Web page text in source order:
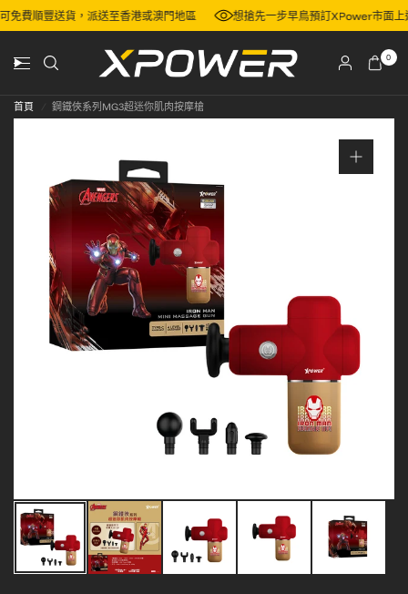
免費順豐送貨，派送至香港或澳門地區 想搶先一步早鳥預訂XPower市面
0
首頁 鋼鐵俠系列MG3超迷你肌肉按摩槍